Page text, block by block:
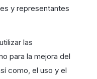
y representantes
las
para la mejora del
como, el uso y el